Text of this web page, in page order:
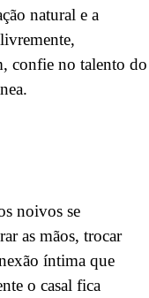
natural e a
confie no talento do
noivos se
as mãos, trocar
íntima que
o casal fica